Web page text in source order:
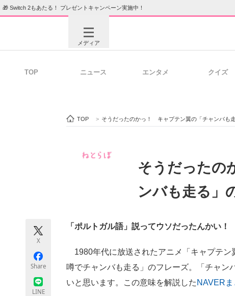
🎁 Switch 2もあたる！ プレゼントキャンペーン実施中！
メディア
ITエンジニア向け専門サイト 企業向けIT製
ちょっと気になるネットの話題
TOP ニュース エンタメ クイズ
TOP > そうだったのかっ！ キャプテン翼の「チャンバも
そうだったの
ンバも走る」
X
Share
LINE
「ポルトガル語」説ってウソだったんかい！
1980年代に放送されたアニメ「キャプテン
噂でチャンバも走る」のフレーズ。「チャン
いと思います。この意味を解説した NAVER